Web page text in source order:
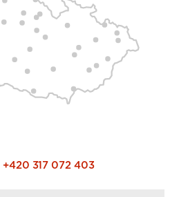
+420 317 072 403